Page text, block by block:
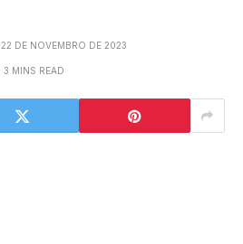
22 DE NOVEMBRO DE 2023
3 MINS READ